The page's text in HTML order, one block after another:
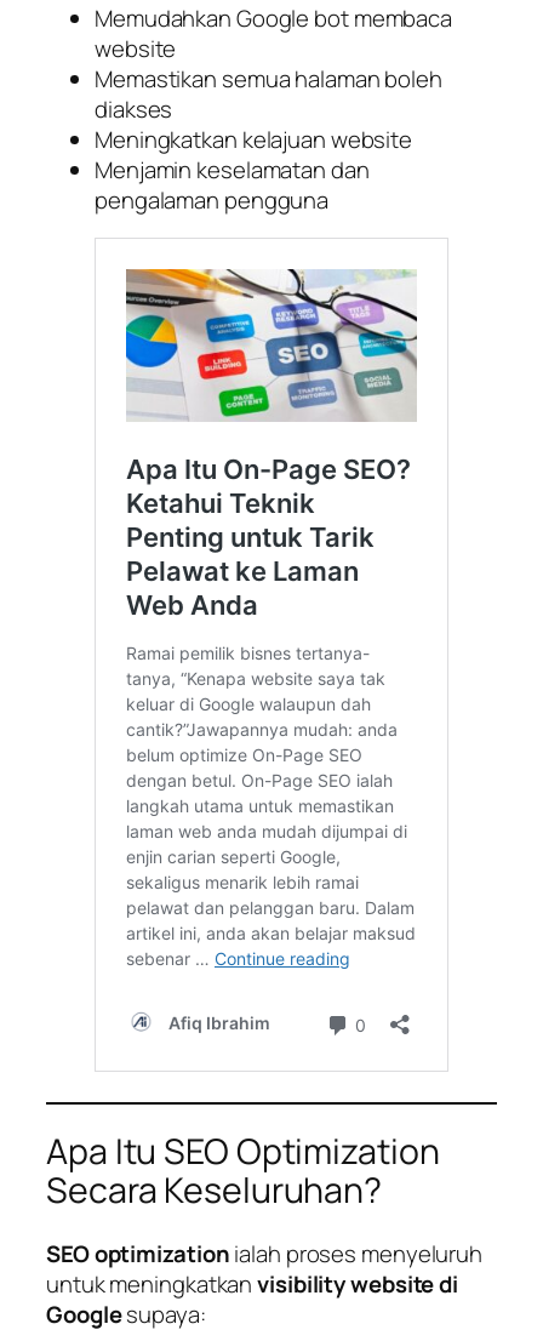
Memudahkan Google bot membaca
website
Memastikan semua halaman boleh
diakses
Meningkatkan kelajuan website
Menjamin keselamatan dan
pengalaman pengguna
Apa Itu SEO Optimization
Secara Keseluruhan?
SEO optimizationialah proses menyeluruh
untuk meningkatkanvisibility website di
Googlesupaya: